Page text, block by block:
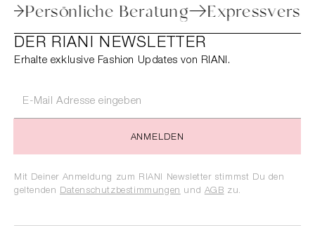
Persönliche Beratung
DER RIANI NEWSLETTER
Erhalte exklusive Fashion Updates von RIANI.
ANMELDEN
Mit Deiner Anmeldung zum RIANI Newsletter stimmst Du den
geltenden Datenschutzbestimmungen und AGB zu.